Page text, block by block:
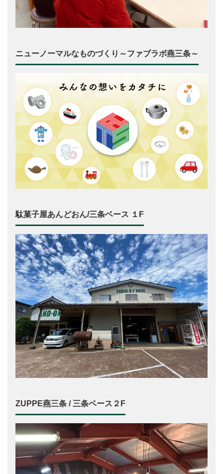
ニューノーマルなものづくり～ファブラボ燕三条～
駄菓子屋あんどおん/三条ベース １F
ZUPPE燕三条 / 三条ベース２F